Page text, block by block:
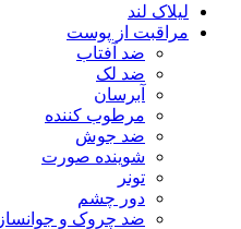
لیلاک لند
مراقبت از پوست
ضد آفتاب
ضد لک
آبرسان
مرطوب کننده
ضد جوش
شوینده صورت
تونر
دور چشم
ضد چروک و جوانساز